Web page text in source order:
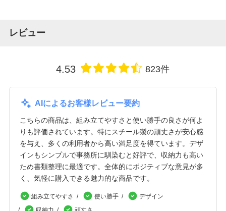
レビュー
4.53 823件
AIによるお客様レビュー要約
こちらの商品は、組み立てやすさと使い勝手の良さが何よ
りも評価されています。特にスチール製の頑丈さが安心感
を与え、多くの利用者から高い満足度を得ています。デザ
インもシンプルで事務所に馴染むと好評で、収納力も高い
ため書類整理に最適です。全体的にポジティブな意見が多
く、気軽に購入できる魅力的な商品です。
組み立てやすさ 使い勝手
デザイン